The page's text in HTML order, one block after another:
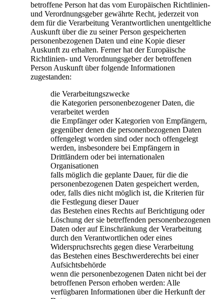
betroffene Person hat das vom Europäischen Richtlinien-
und Verordnungsgeber gewährte Recht, jederzeit von
dem für die Verarbeitung Verantwortlichen unentgeltliche
Auskunft über die zu seiner Person gespeicherten
personenbezogenen Daten und eine Kopie dieser
Auskunft zu erhalten. Ferner hat der Europäische
Richtlinien- und Verordnungsgeber der betroffenen
Person Auskunft über folgende Informationen
zugestanden:
die Verarbeitungszwecke
die Kategorien personenbezogener Daten, die
verarbeitet werden
die Empfänger oder Kategorien von Empfängern,
gegenüber denen die personenbezogenen Daten
offengelegt worden sind oder noch offengelegt
werden, insbesondere bei Empfängern in
Drittländern oder bei internationalen
Organisationen
falls möglich die geplante Dauer, für die die
personenbezogenen Daten gespeichert werden,
oder, falls dies nicht möglich ist, die Kriterien für
die Festlegung dieser Dauer
das Bestehen eines Rechts auf Berichtigung oder
Löschung der sie betreffenden personenbezogenen
Daten oder auf Einschränkung der Verarbeitung
durch den Verantwortlichen oder eines
Widerspruchsrechts gegen diese Verarbeitung
das Bestehen eines Beschwerderechts bei einer
Aufsichtsbehörde
wenn die personenbezogenen Daten nicht bei der
betroffenen Person erhoben werden: Alle
verfügbaren Informationen über die Herkunft der